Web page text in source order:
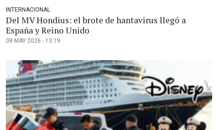
INTERNACIONAL
Del MV Hondius: el brote de hantavirus llegó a
España y Reino Unido
08 MAY 2026 - 13:19